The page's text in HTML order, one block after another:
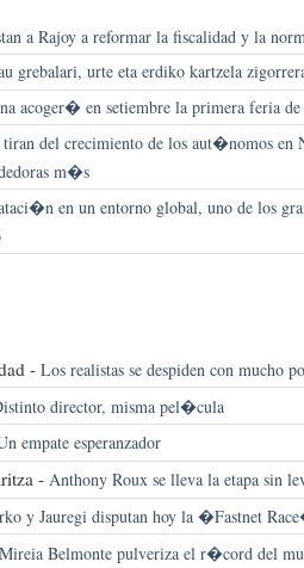
a Rajoy a reformar la fiscalidad y la
grebalari, urte eta erdiko kartzela
acoger� en setiembre la primera feria
tiran del crecimiento de los aut�nomos en
m�s
en un entorno global, uno de los
- Los realistas se despiden con mucho
director, misma pel�cula
empate esperanzador
- Anthony Roux se lleva la etapa sin
y Jauregi disputan hoy la �Fastnet
Mireia Belmonte pulveriza el r�cord del